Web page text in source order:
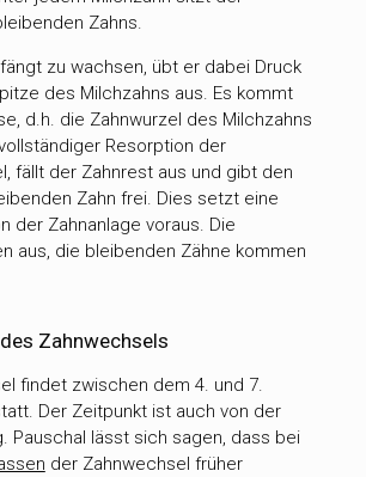
Zahns.
zu wachsen, übt er dabei Druck
des Milchzahns aus. Es kommt
d.h. die Zahnwurzel des Milchzahns
Resorption der
fällt der Zahnrest aus und gibt den
Zahn frei. Dies setzt eine
der Zahnanlage voraus. Die
aus, die bleibenden Zähne kommen
Zahnwechsels
findet zwischen dem 4. und 7.
Der Zeitpunkt ist auch von der
Pauschal lässt sich sagen, dass bei
der Zahnwechsel früher